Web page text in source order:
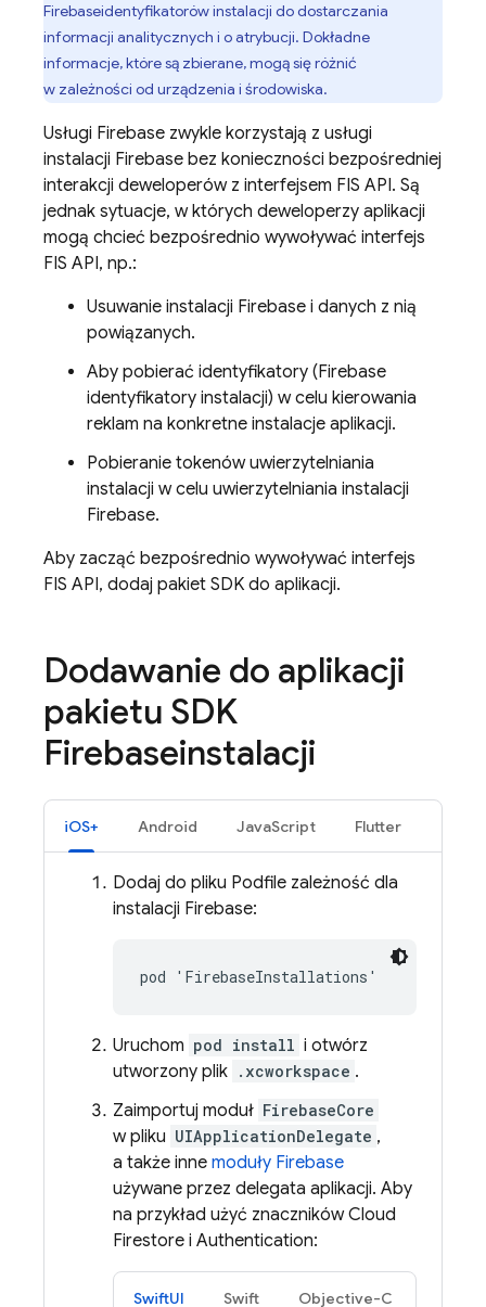
Firebaseidentyfikatorów instalacji do dostarczania
informacji analitycznych i o atrybucji. Dokładne
informacje, które są zbierane, mogą się różnić
w zależności od urządzenia i środowiska.
Usługi Firebase zwykle korzystają z usługi
instalacji Firebase bez konieczności bezpośredniej
interakcji deweloperów z interfejsem FIS API. Są
jednak sytuacje, w których deweloperzy aplikacji
mogą chcieć bezpośrednio wywoływać interfejs
FIS API, np.:
Usuwanie instalacji Firebase i danych z nią
powiązanych.
Aby pobierać identyfikatory (Firebase
identyfikatory instalacji) w celu kierowania
reklam na konkretne instalacje aplikacji.
Pobieranie tokenów uwierzytelniania
instalacji w celu uwierzytelniania instalacji
Firebase.
Aby zacząć bezpośrednio wywoływać interfejs
FIS API, dodaj pakiet SDK do aplikacji.
Dodawanie do aplikacji
pakietu SDK
Firebaseinstalacji
iOS+ Android JavaScript Flutter
Dodaj do pliku Podfile zależność dla
instalacji Firebase:
pod 'FirebaseInstallations'
Uruchom pod install i otwórz
utworzony plik .xcworkspace .
Zaimportuj moduł FirebaseCore
w pliku UIApplicationDelegate ,
a także inne moduły Firebase
używane przez delegata aplikacji. Aby
na przykład użyć znacznikówCloud
Firestore i Authentication:
SwiftUI Swift Objective-C